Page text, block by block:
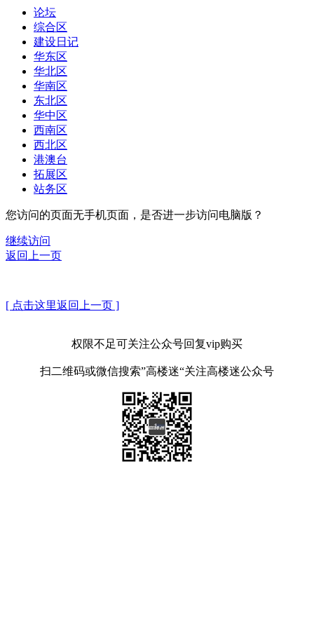
论坛
综合区
建设日记
华东区
华北区
华南区
东北区
华中区
西南区
西北区
港澳台
拓展区
站务区
您访问的页面无手机页面，是否进一步访问电脑版？
继续访问
返回上一页
[ 点击这里返回上一页 ]
权限不足可关注公众号回复vip购买
扫二维码或微信搜索”高楼迷“关注高楼迷公众号